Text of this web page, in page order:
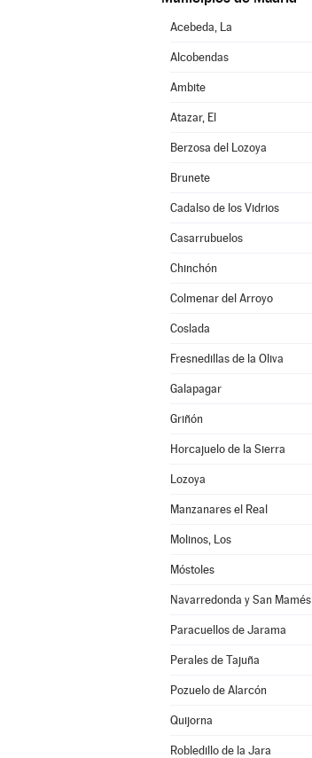
Acebeda, La
Alcobendas
Ambite
Atazar, El
Berzosa del Lozoya
Brunete
Cadalso de los Vidrios
Casarrubuelos
Chinchón
Colmenar del Arroyo
Coslada
Fresnedillas de la Oliva
Galapagar
Griñón
Horcajuelo de la Sierra
Lozoya
Manzanares el Real
Molinos, Los
Móstoles
Navarredonda y San Mamés
Paracuellos de Jarama
Perales de Tajuña
Pozuelo de Alarcón
Quijorna
Robledillo de la Jara